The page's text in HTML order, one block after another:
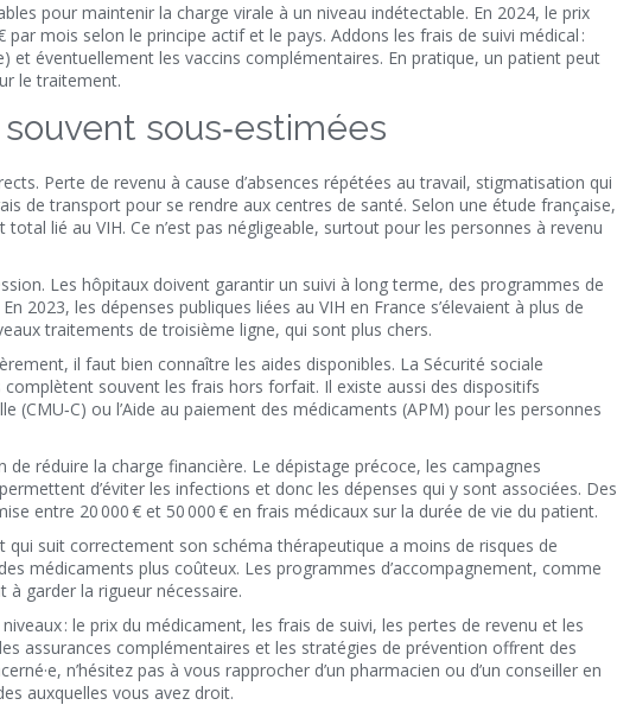
pour maintenir la charge virale à un niveau indétectable. En 2024, le prix
mois selon le principe actif et le pays. Addons les frais de suivi médical :
et éventuellement les vaccins complémentaires. En pratique, un patient peut
le traitement.
sous‑estimées
Perte de revenu à cause d’absences répétées au travail, stigmatisation qui
de transport pour se rendre aux centres de santé. Selon une étude française,
lié au VIH. Ce n’est pas négligeable, surtout pour les personnes à revenu
Les hôpitaux doivent garantir un suivi à long terme, des programmes de
2023, les dépenses publiques liées au VIH en France s’élevaient à plus de
traitements de troisième ligne, qui sont plus chers.
il faut bien connaître les aides disponibles. La Sécurité sociale
souvent les frais hors forfait. Il existe aussi des dispositifs
(CMU‑C) ou l’Aide au paiement des médicaments (APM) pour les personnes
réduire la charge financière. Le dépistage précoce, les campagnes
d’éviter les infections et donc les dépenses qui y sont associées. Des
entre 20 000 € et 50 000 € en frais médicaux sur la durée de vie du patient.
qui suit correctement son schéma thérapeutique a moins de risques de
médicaments plus coûteux. Les programmes d’accompagnement, comme
à garder la rigueur nécessaire.
: le prix du médicament, les frais de suivi, les pertes de revenu et les
assurances complémentaires et les stratégies de prévention offrent des
n’hésitez pas à vous rapprocher d’un pharmacien ou d’un conseiller en
auxquelles vous avez droit.